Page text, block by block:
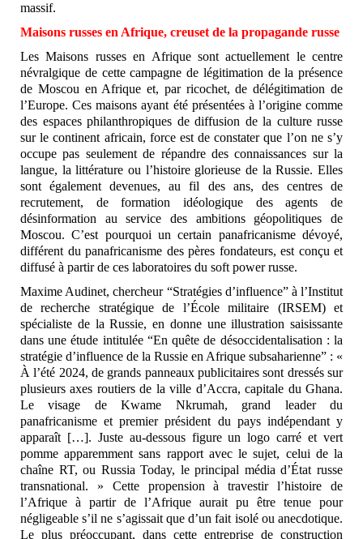
massif.
Maisons russes en Afrique, creuset de la propagande russe
Les Maisons russes en Afrique sont actuellement le centre
névralgique de cette campagne de légitimation de la présence
de Moscou en Afrique et, par ricochet, de délégitimation de
l’Europe. Ces maisons ayant été présentées à l’origine comme
des espaces philanthropiques de diffusion de la culture russe
sur le continent africain, force est de constater que l’on ne s’y
occupe pas seulement de répandre des connaissances sur la
langue, la littérature ou l’histoire glorieuse de la Russie. Elles
sont également devenues, au fil des ans, des centres de
recrutement, de formation idéologique des agents de
désinformation au service des ambitions géopolitiques de
Moscou. C’est pourquoi un certain panafricanisme dévoyé,
différent du panafricanisme des pères fondateurs, est conçu et
diffusé à partir de ces laboratoires du soft power russe.
Maxime Audinet, chercheur “Stratégies d’influence” à l’Institut
de recherche stratégique de l’École militaire (IRSEM) et
spécialiste de la Russie, en donne une illustration saisissante
dans une étude intitulée “En quête de désoccidentalisation : la
stratégie d’influence de la Russie en Afrique subsaharienne” : «
À l’été 2024, de grands panneaux publicitaires sont dressés sur
plusieurs axes routiers de la ville d’Accra, capitale du Ghana.
Le visage de Kwame Nkrumah, grand leader du
panafricanisme et premier président du pays indépendant y
apparaît […]. Juste au-dessous figure un logo carré et vert
pomme apparemment sans rapport avec le sujet, celui de la
chaîne RT, ou Russia Today, le principal média d’État russe
transnational. » Cette propension à travestir l’histoire de
l’Afrique à partir de l’Afrique aurait pu être tenue pour
négligeable s’il ne s’agissait que d’un fait isolé ou anecdotique.
Le plus préoccupant, dans cette entreprise de construction